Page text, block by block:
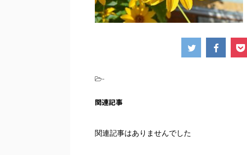
-
関連記事
関連記事はありませんでした